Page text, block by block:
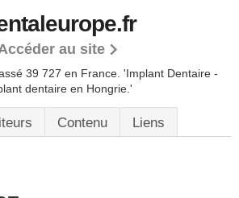
au site
39 727 en France. 'Implant Dentaire -
dentaire en Hongrie.'
Contenu
Liens